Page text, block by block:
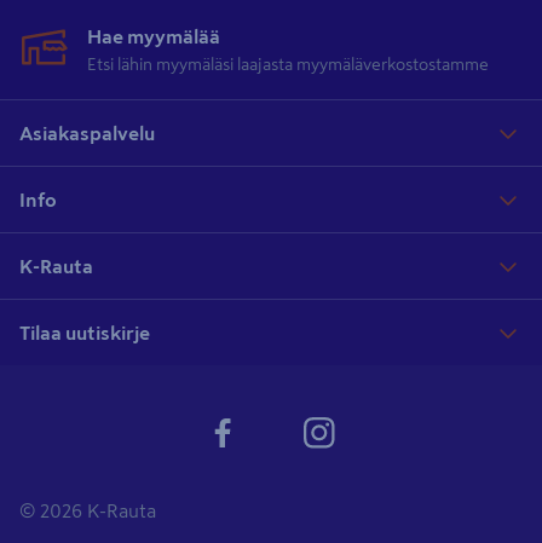
Hae myymälää
Etsi lähin myymäläsi laajasta myymäläverkostostamme
Asiakaspalvelu
Info
K-Rauta
Tilaa uutiskirje
© 2026 K-Rauta